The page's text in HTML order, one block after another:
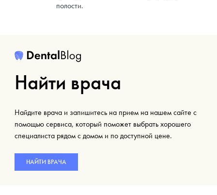
полости.
Найти врача
Найдите врача и запишитесь на прием на нашем сайте с
помощью сервиса, который поможет выбрать хорошего
специалиста рядом с домом и по доступной цене.
НАЙТИ ВРАЧА